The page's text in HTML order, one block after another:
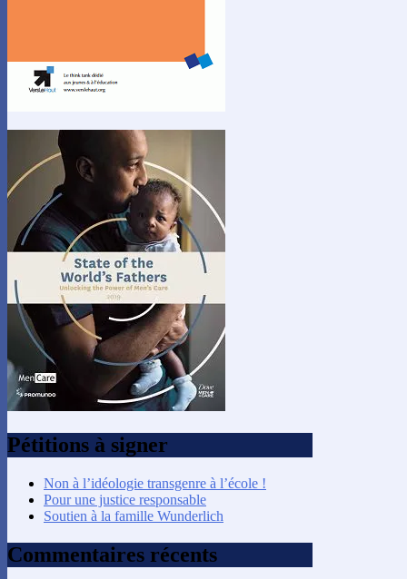
Pétitions à signer
Non à l’idéologie transgenre à l’école !
Pour une justice responsable
Soutien à la famille Wunderlich
Commentaires récents